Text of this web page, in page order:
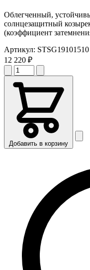
Облегченный,
солнцезащитный
(коэффициент
Артикул: STSG19101510
12 220 ₽
Добавить в корзину